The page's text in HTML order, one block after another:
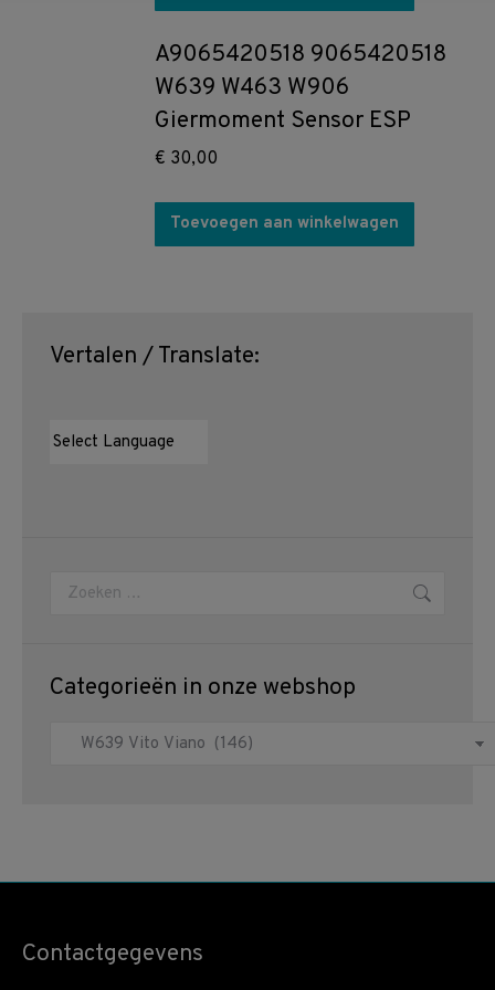
A9065420518 9065420518
W639 W463 W906
Giermoment Sensor ESP
€ 30,00
Toevoegen aan winkelwagen
Vertalen / Translate:
Zoeken:
Categorieën in onze webshop
Contactgegevens